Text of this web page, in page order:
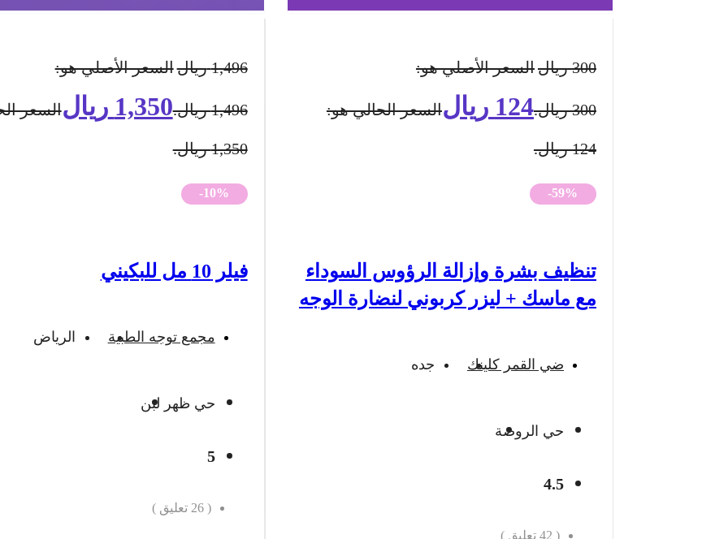
300 ريالالسعر الأصلي هو:
300 ريال. 124 ريالالسعر الحالي هو:
124 ريال.
-59%
تنظيف بشرة وإزالة الرؤوس السوداء
مع ماسك + ليزر كربوني لنضارة الوجه
ضي القمر كلينك جده
حي الروضة
4.5
(
42 تعليق )
1,496 ريالالسعر الأصلي هو:
1,496 ريال. 1,350 ريالالسعر
1,350 ريال.
-10%
فيلر 10 مل للبكيني
مجمع توجه الطبية الرياض
حي ظهر لبن
5
(
26 تعليق )